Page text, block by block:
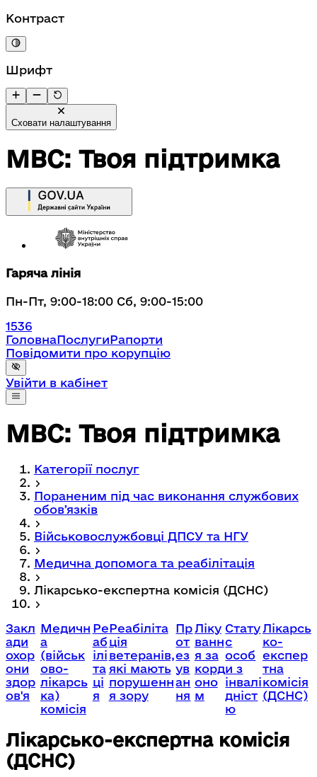
Контраст
Шрифт
Сховати налаштування
МВС: Твоя підтримка
Гаряча лінія
Пн-Пт, 9:00-18:00 Сб, 9:00-15:00
1536
ГоловнаПослугиРапорти
Повідомити про корупцію
Увійти в кабінет
МВС: Твоя підтримка
Категорії послуг
Пораненим під час виконання службових
обовʼязків
Військовослужбовці ДПСУ та НГУ
Медична допомога та реабілітація
Лікарсько-експертна комісія (ДСНС)
Закл
ади
охор
они
здор
ов'я
Медичн
а
(військ
ово-
лікарсь
ка)
комісія
Ре
аб
ілі
та
ці
я
Реабіліта
ція
ветеранів,
які мають
порушенн
я зору
Пр
от
ез
ув
ан
ня
Ліку
ванн
я за
корд
оно
м
Стату
с
особ
и з
інвалі
дніст
ю
Лікарсь
ко-
експер
тна
комісія
(ДСНС)
Лікарсько-експертна комісія
(ДСНС)